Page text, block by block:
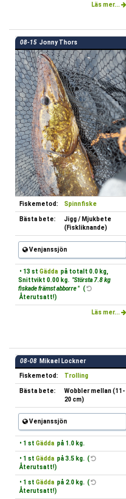
Läs mer...
08-15 Jonny Thors
Fiskemetod: Spinnfiske
Bästa bete:
Jigg / Mjukbete
(Fiskliknande)
Venjanssjön
• 13 st Gädda på totalt 0.0 kg,
Snittvikt 0.00 kg. "Största 7.8 kg
fiskade främst abborre " (
Återutsatt!)
Läs mer...
08-08 Mikael Lockner
Fiskemetod: Trolling
Bästa bete:
Wobbler mellan (11-
20 cm)
Venjanssjön
• 1 st Gädda på 1.0 kg.
• 1 st Gädda på 3.5 kg. (
Återutsatt!)
• 1 st Gädda på 2.0 kg. (
Återutsatt!)